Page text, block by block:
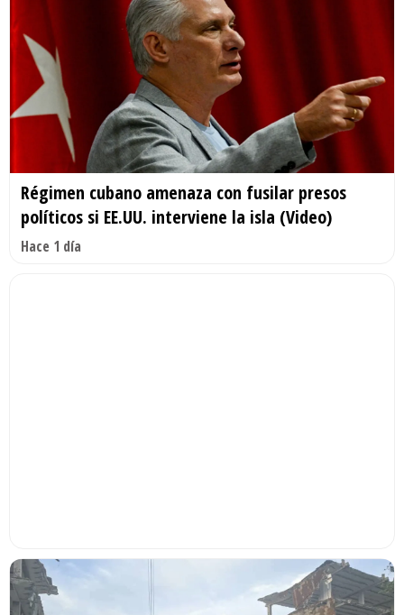
Régimen cubano amenaza con fusilar presos
políticos si EE.UU. interviene la isla (Video)
Hace 1 día